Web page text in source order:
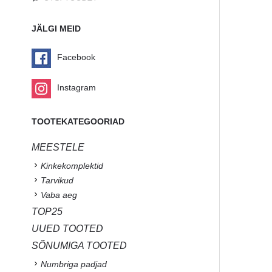
JÄLGI MEID
Facebook
Instagram
TOOTEKATEGOORIAD
MEESTELE
Kinkekomplektid
Tarvikud
Vaba aeg
TOP25
UUED TOOTED
SÕNUMIGA TOOTED
Numbriga padjad